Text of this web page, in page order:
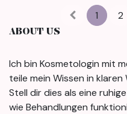
1 2
ABOUT US
Ich bin Kosmetologin mit
teile mein Wissen in
Stell dir dies als eine
wie Behandlungen